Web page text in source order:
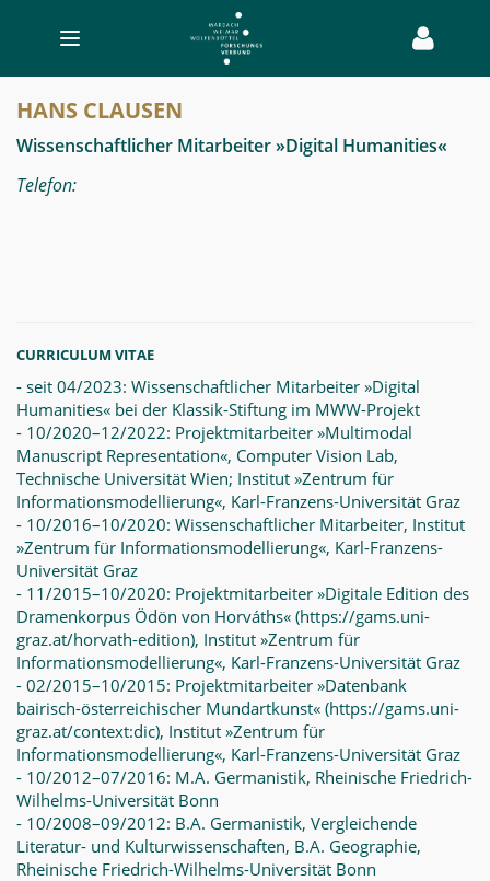
Toggle
navigation
Clausen
-
MWW-
HANS CLAUSEN
Wissenschaftlicher Mitarbeiter »Digital Humanities«
Telefon:
CURRICULUM VITAE
- seit 04/2023: Wissenschaftlicher Mitarbeiter »Digital
Humanities« bei der Klassik-Stiftung im MWW-Projekt
- 10/2020–12/2022: Projektmitarbeiter »Multimodal
Manuscript Representation«, Computer Vision Lab,
Technische Universität Wien; Institut »Zentrum für
Informationsmodellierung«, Karl-Franzens-Universität Graz
- 10/2016–10/2020: Wissenschaftlicher Mitarbeiter, Institut
»Zentrum für Informationsmodellierung«, Karl-Franzens-
Universität Graz
- 11/2015–10/2020: Projektmitarbeiter »Digitale Edition des
Dramenkorpus Ödön von Horváths« (https://gams.uni-
graz.at/horvath-edition), Institut »Zentrum für
Informationsmodellierung«, Karl-Franzens-Universität Graz
- 02/2015–10/2015: Projektmitarbeiter »Datenbank
bairisch-österreichischer Mundartkunst« (https://gams.uni-
graz.at/context:dic), Institut »Zentrum für
Informationsmodellierung«, Karl-Franzens-Universität Graz
- 10/2012–07/2016: M.A. Germanistik, Rheinische Friedrich-
Wilhelms-Universität Bonn
- 10/2008–09/2012: B.A. Germanistik, Vergleichende
Literatur- und Kulturwissenschaften, B.A. Geographie,
Rheinische Friedrich-Wilhelms-Universität Bonn